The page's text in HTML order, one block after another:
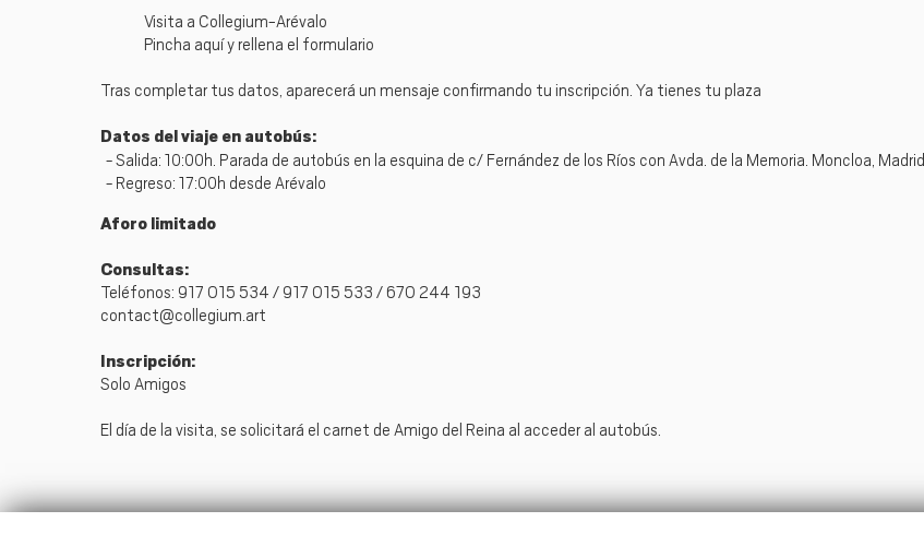
Visita a Collegium-Arévalo
Pincha aquí y rellena el formulario
Tras completar tus datos, aparecerá un mensaje confirmando tu inscripción. Ya tienes tu plaza
Datos del viaje en autobús:
- Salida: 10:00h. Parada de autobús en la esquina de c/ Fernández de los Ríos con Avda. de la Memoria. Moncloa, Madrid
- Regreso: 17:00h desde Arévalo
Aforo limitado
Consultas:
Teléfonos: 917 015 534 / 917 015 533 / 670 244 193
contact@collegium.art
Inscripción:
Solo Amigos
El día de la visita, se solicitará el carnet de Amigo del Reina al acceder al autobús.